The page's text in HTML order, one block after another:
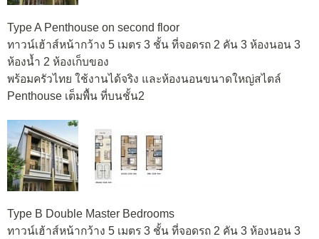
Type A Penthouse on second floor
ทาวน์เฮ้าส์หน้ากว้าง 5 เมตร 3 ชั้น ที่จอดรถ 2 คัน 3 ห้องนอน 3
ห้องน้ำ 2 ห้องเก็บของ
พร้อมครัวไทย ใช้งานได้จริง และห้องนอนขนาดใหญ่สไตล์
Penthouse เต็มพื้น ที่บนชั้น2
Type B Double Master Bedrooms
ทาวน์เฮ้าส์หน้ากว้าง 5 เมตร 3 ชั้น ที่จอดรถ 2 คัน 3 ห้องนอน 3